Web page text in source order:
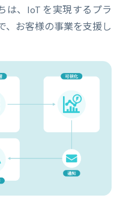
は、IoT を実現するプラ
、お客様の事業を支援し